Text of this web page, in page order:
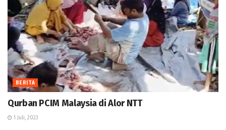
BERITA
Qurban PCIM Malaysia di Alor NTT
1 Juli, 2023